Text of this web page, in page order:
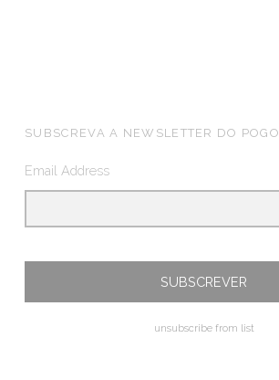
FOOTER SIDEBAR
SUBSCREVA A NEWSLETTER DO POGO
Email Address
unsubscribe from list